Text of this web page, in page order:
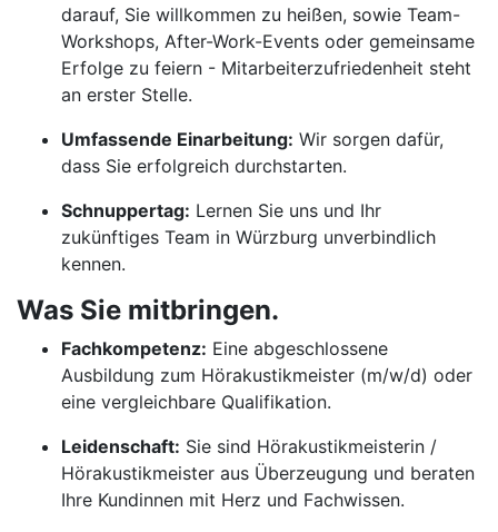
darauf, Sie willkommen zu heißen, sowie Team-
Workshops, After-Work-Events oder gemeinsame
Erfolge zu feiern - Mitarbeiterzufriedenheit steht
an erster Stelle.
Umfassende Einarbeitung: Wir sorgen dafür,
dass Sie erfolgreich durchstarten.
Schnuppertag: Lernen Sie uns und Ihr
zukünftiges Team in Würzburg unverbindlich
kennen.
Was Sie mitbringen.
Fachkompetenz: Eine abgeschlossene
Ausbildung zum Hörakustikmeister (m/w/d) oder
eine vergleichbare Qualifikation.
Leidenschaft: Sie sind Hörakustikmeisterin /
Hörakustikmeister aus Überzeugung und beraten
Ihre Kundinnen mit Herz und Fachwissen.